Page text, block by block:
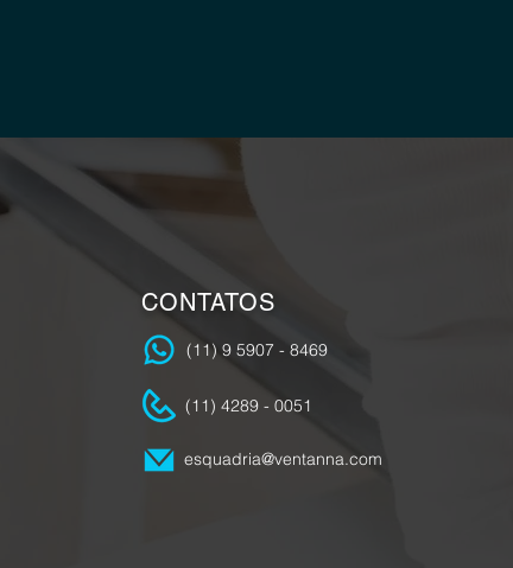
CONTATOS
(11) 9 5907 - 8469
(11) 4289 - 0051
esquadria@ventanna.com